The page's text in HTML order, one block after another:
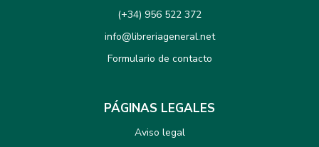
(+34) 956 522 372
info@libreriageneral.net
Formulario de contacto
PÁGINAS LEGALES
Aviso legal